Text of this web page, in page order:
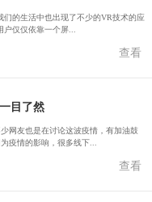
的生活中也出现了不少的VR技术的应
仅仅依靠一个屏...
查看
目了然
网友也是在讨论这波疫情，有加油鼓
疫情的影响，很多线下...
查看